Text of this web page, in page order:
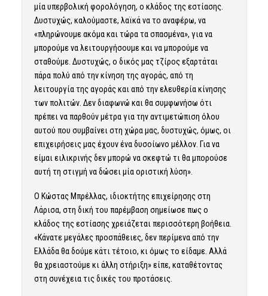
μία υπερβολική φορολόγηση, ο κλάδος της εστίασης.
Δυστυχώς, καλούμαστε, λαϊκά να το αναφέρω, να
«πληρώνουμε ακόμα και τώρα τα σπασμένα», για να
μπορούμε να λειτουργήσουμε και να μπορούμε να
σταθούμε. Δυστυχώς, ο δικός μας τζίρος εξαρτάται
πάρα πολύ από την κίνηση της αγοράς, από τη
λειτουργία της αγοράς και από την ελευθερία κίνησης
των πολιτών. Δεν διαφωνώ και θα συμφωνήσω ότι
πρέπει να παρθούν μέτρα για την αντιμετώπιση όλου
αυτού που συμβαίνει στη χώρα μας, δυστυχώς, όμως, οι
επιχειρήσεις μας έχουν ένα δυσοίωνο μέλλον. Για να
είμαι ειλικρινής δεν μπορώ να σκεφτώ τι θα μπορούσε
αυτή τη στιγμή να δώσει μία οριστική λύση».
Ο Κώστας Μπρέλλας, ιδιοκτήτης επιχείρησης στη
Λάρισα, στη δική του παρέμβαση σημείωσε πως ο
κλάδος της εστίασης χρειάζεται περισσότερη βοήθεια.
«Κάνατε μεγάλες προσπάθειες, δεν περίμενα από την
Ελλάδα θα δούμε κάτι τέτοιο, κι όμως το είδαμε. Αλλά
θα χρειαστούμε κι άλλη στήριξη» είπε, καταθέτοντας
στη συνέχεια τις δικές του προτάσεις.